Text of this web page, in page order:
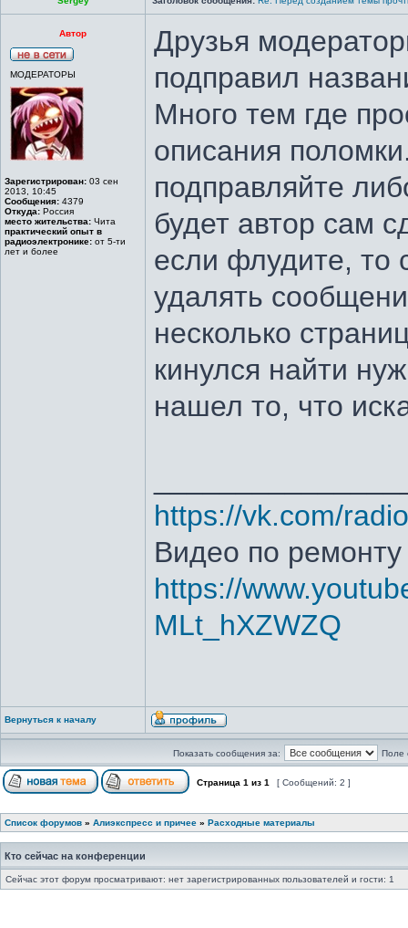
Автор
МОДЕРАТОРЫ
Зарегистрирован: 03 сен
2013, 10:45
Сообщения: 4379
Откуда: Россия
место жительства: Чита
практический опыт в
радиоэлектронике: от 5-ти
лет и более
Друзья
подправил
Много тем где
описания
подправляйте
будет автор сам
если флудите, то
удалять
несколько
кинулся найти
нашел то, что
https://vk.com/
Видео по ремонту
https://
MLt_hXZWZQ
Вернуться к началу
Показать сообщения за: Поле
Страница 1 из 1 [ Сообщений: 2 ]
Список форумов » Алиэкспресс и причее » Расходные материалы
Кто сейчас на конференции
Сейчас этот форум просматривают: нет зарегистрированных пользователей и гости: 1